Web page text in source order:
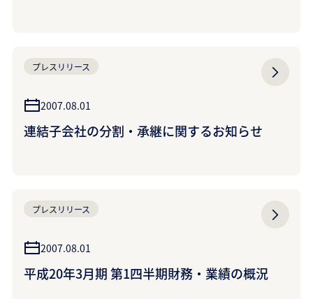
プレスリリース
2007.08.01
連結子会社の分割・承継に関するお知らせ
プレスリリース
2007.08.01
平成20年3月期 第1四半期財務・業績の概況